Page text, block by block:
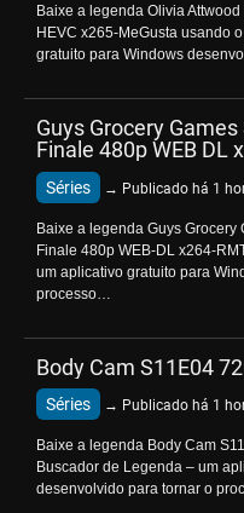
Baixe a legenda Olivia
HEVC x265-MeGusta usando
gratuito para Windows
Guys Grocery
Finale 480p WEB DL
Séries → Publicado há 1
Baixe a legenda Guys Grocery
Finale 480p WEB-DL x264-
um aplicativo gratuito para
processo…
Body Cam S11E04
Séries → Publicado há 1
Baixe a legenda Body Cam
Buscador de Legenda – um
desenvolvido para tornar o